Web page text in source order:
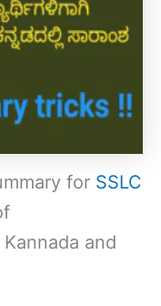
for SSLC
and